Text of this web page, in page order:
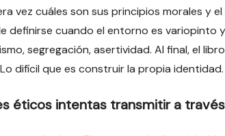
vez cuáles son sus principios morales y
definirse cuando el entorno es variopinto
segregación, asertividad. Al final, el
difícil que es construir la propia identidad.
éticos intentas transmitir a